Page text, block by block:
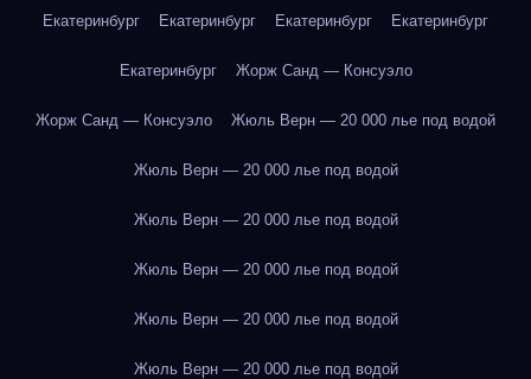
Екатеринбург Екатеринбург Екатеринбург Екатеринбург
Екатеринбург Жорж Санд — Консуэло
Жорж Санд — Консуэло Жюль Верн — 20 000 лье под водой
Жюль Верн — 20 000 лье под водой
Жюль Верн — 20 000 лье под водой
Жюль Верн — 20 000 лье под водой
Жюль Верн — 20 000 лье под водой
Жюль Верн — 20 000 лье под водой